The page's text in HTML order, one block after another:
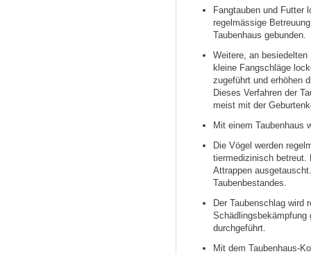
Fangtauben und Futter
regelmässige
Taubenhaus gebunden.
Weitere, an
kleine Fangschläge
zugeführt und erhöhen
Dieses Verfahren der
meist mit der
Mit einem Taubenhaus
Die Vögel werden
tiermedizinisch betreut.
Attrappen
Taubenbestandes.
Der Taubenschlag wird
Schädlingsbekämpfung
durchgeführt.
Mit dem Taubenhaus-